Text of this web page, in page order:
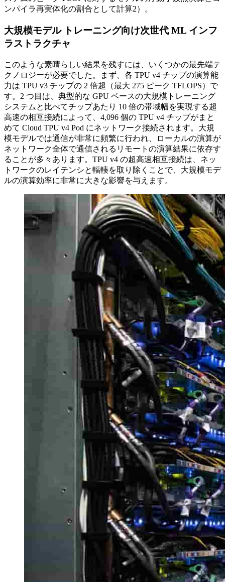
ンパイラ再実体化の割合として計算2）。
大規模モデル トレーニング向け次世代 ML インフ
ラストラクチャ
このような素晴らしい結果を残すには、いくつかの最先端テ
クノロジーが必要でした。まず、各 TPU v4 チップの演算能
力は TPU v3 チップの 2 倍超（最大 275 ピーク TFLOPS）で
す。2 つ目は、典型的な GPU ベースの大規模トレーニング
システムと比べてチップあたり 10 倍の帯域幅を実現する超
高速の相互接続によって、4,096 個の TPU v4 チップがまと
めて Cloud TPU v4 Pod にネットワーク接続されます。大規
模モデルでは通信が非常に頻繁に行われ、ローカルの演算が
ネットワーク全体で通信されるリモートの演算結果に依存す
ることが多々あります。TPU v4 の超高速相互接続は、ネッ
トワークのレイテンシと輻輳を取り除くことで、大規模モデ
ルの演算効率に非常に大きな影響を与えます。